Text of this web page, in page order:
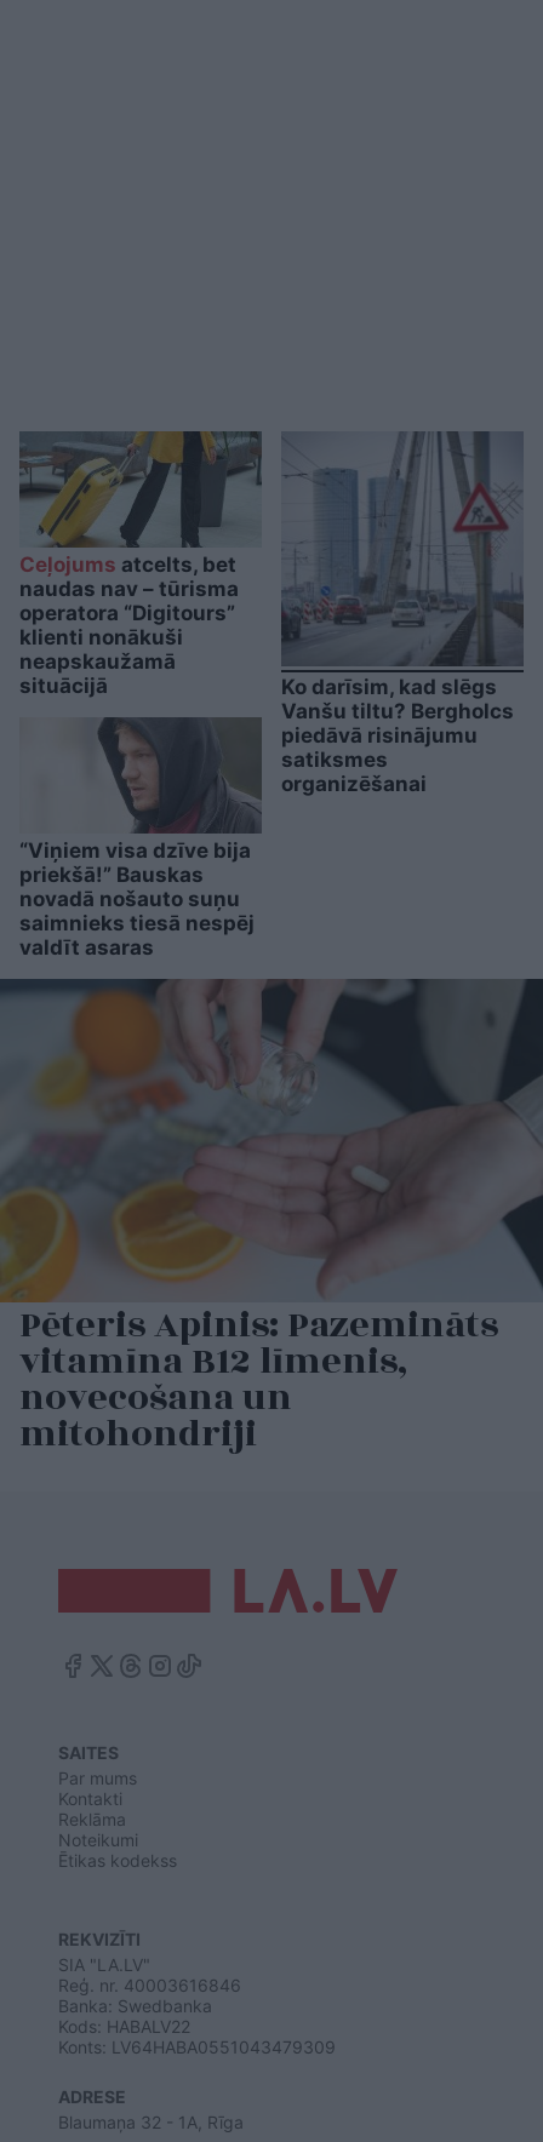
Ceļojums atcelts, bet
naudas nav – tūrisma
operatora “Digitours”
klienti nonākuši
neapskaužamā
situācijā
“Viņiem visa dzīve bija
priekšā!” Bauskas
novadā nošauto suņu
saimnieks tiesā nespēj
valdīt asaras
Ko darīsim, kad slēgs
Vanšu tiltu? Bergholcs
piedāvā risinājumu
satiksmes
organizēšanai
Pēteris Apinis: Pazemināts
vitamīna B12 līmenis,
novecošana un
mitohondriji
SAITES
Par mums
Kontakti
Reklāma
Noteikumi
Ētikas kodekss
REKVIZĪTI
SIA "LA.LV"
Reģ. nr. 40003616846
Banka: Swedbanka
Kods: HABALV22
Konts: LV64HABA0551043479309
ADRESE
Blaumaņa 32 - 1A, Rīga